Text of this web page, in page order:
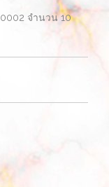
จำนวน 10